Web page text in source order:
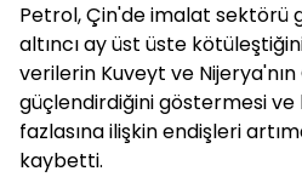
Petrol, Çin'de imalat sektörü
altıncı ay üst üste
verilerin Kuveyt ve Nijerya'nın
güçlendirdiğini göstermesi ve
fazlasına ilişkin endişleri
kaybetti.